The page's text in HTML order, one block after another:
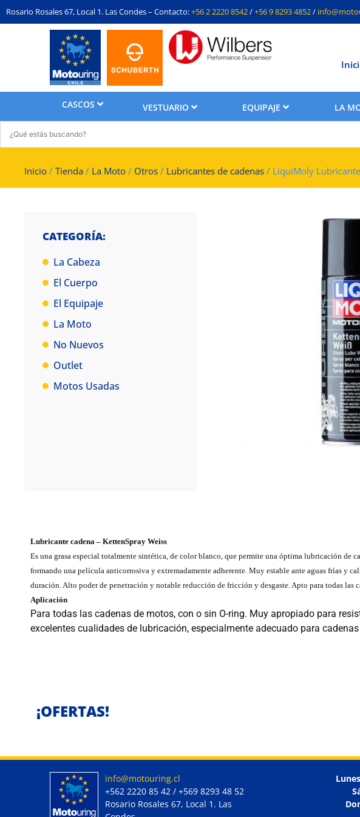
Rosario Rosales 67, Local 1. Las Condes – Contacto:+56 2 2220 8542/+56 9 8293 4852/
CASCOS VESTUARIO EQUIPAJE LA
Inicio / Tienda / La Moto / Otros / Lubricantes de cadenas / LiquiMoly
CATEGORÍA:
La Cabeza
El Cuerpo
El Equipaje
La Moto
No Nuevos
Outlet
Motos Usadas
Lubricante cadena – KettenSpray Weiss
Es una grasa especial totalmente sintética, de color blanco, que permite una óptima lubricación de
formando una película anticorrosiva y extremadamente adherente. Muy estable ante aguas frías y
duración. Alto poder de penetración y notable reducción de fricción y desgaste. Apto para todas las
Aplicación
Para todas las cadenas de motos, con o sin O-ring. Muy apropiado para
excelentes cualidades de lubricación, especialmente adecuado para
¡OFERTAS!
info@motouring.cl
+562 2220 85 42 / +569 8293 48 52
Rosario Rosales 67, Local 1. Las